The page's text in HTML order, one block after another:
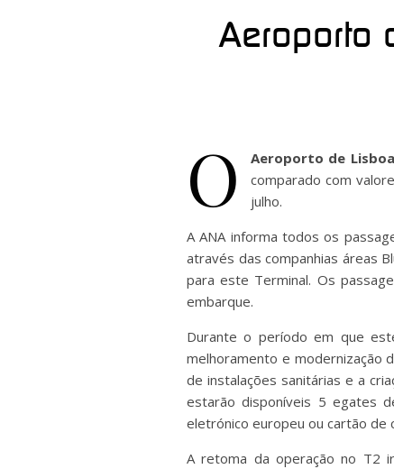
Aeroporto
O Aeroporto de
comparado com
julho.
A ANA informa todos os
através das companhias áreas
para este Terminal. Os
embarque.
Durante o período em que
melhoramento e modernização
de instalações sanitárias e a
estarão disponíveis 5 egates
eletrónico europeu ou cartão de
A retoma da operação no T2